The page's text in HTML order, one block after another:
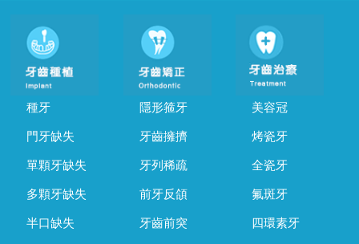
種牙
門牙缺失
單顆牙缺失
多顆牙缺失
半口缺失
隱形箍牙
牙齒擁擠
牙列稀疏
前牙反頜
牙齒前突
美容冠
烤瓷牙
全瓷牙
氟斑牙
四環素牙